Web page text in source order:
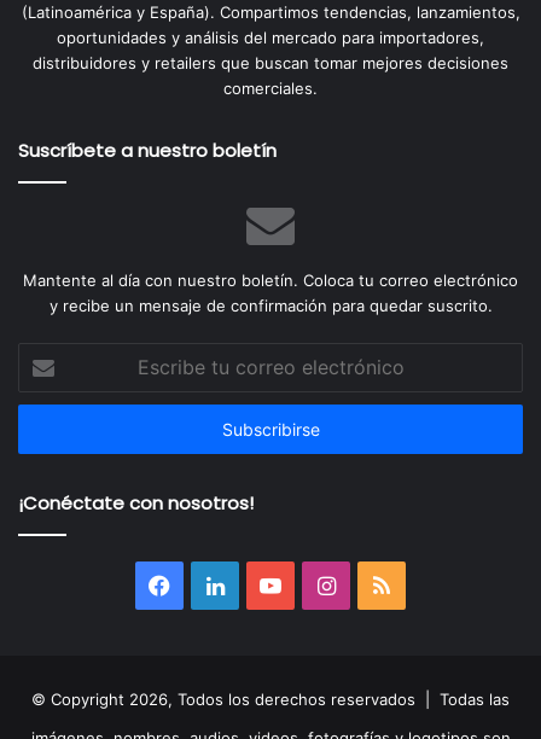
(Latinoamérica y España). Compartimos tendencias, lanzamientos,
oportunidades y análisis del mercado para importadores,
distribuidores y retailers que buscan tomar mejores decisiones
comerciales.
Suscríbete a nuestro boletín
Mantente al día con nuestro boletín. Coloca tu correo electrónico
y recibe un mensaje de confirmación para quedar suscrito.
tu
correo
¡Conéctate con nosotros!
Facebook
LinkedInYouTubeInstagram
© Copyright 2026, Todos los derechos reservados | Todas las